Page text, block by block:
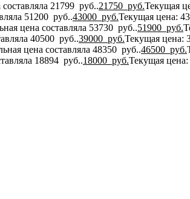
21799 руб..21750 руб.Текущая
51200 руб..43000 руб.Текущая цена:
цена составляла 53730 руб..51900 руб.
40500 руб..39000 руб.Текущая цена:
цена составляла 48350 руб..46500 руб.
18894 руб..18000 руб.Текущая